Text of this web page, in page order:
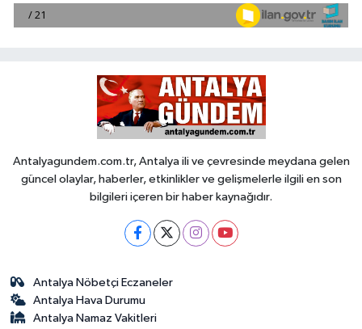
Antalyagundem.com.tr, Antalya ili ve çevresinde meydana gelen
güncel olaylar, haberler, etkinlikler ve gelişmelerle ilgili en son
bilgileri içeren bir haber kaynağıdır.
Antalya Nöbetçi Eczaneler
Antalya Hava Durumu
Antalya Namaz Vakitleri